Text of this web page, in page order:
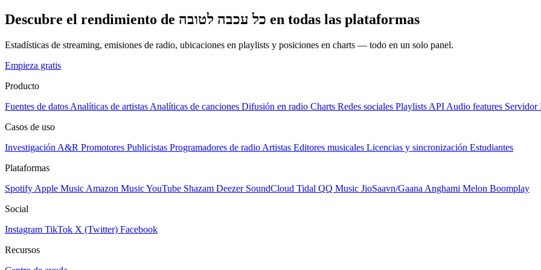
Descubre el rendimiento de כל עכבה לטובה en todas las plataformas
Estadísticas de streaming, emisiones de radio, ubicaciones en playlists y posiciones en charts — todo en un solo panel.
Empieza gratis
Producto
Fuentes de datos Analíticas de artistas Analíticas de canciones Difusión en radio Charts Redes sociales Playlists API Audio features Servidor
Casos de uso
Investigación A&R Promotores Publicistas Programadores de radio Artistas Editores musicales Licencias y sincronización Estudiantes
Plataformas
Spotify Apple Music Amazon MusicYouTube Shazam Deezer SoundCloud Tidal QQ Music JioSaavn/Gaana Anghami Melon Boomplay
Social
Instagram TikTok X (Twitter) Facebook
Recursos